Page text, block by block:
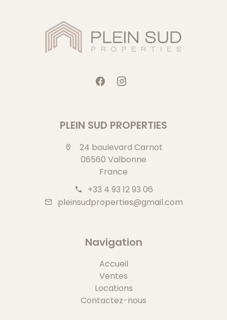
PLEIN SUD PROPERTIES
24 boulevard Carnot
06560 Valbonne
France
+33 4 93 12 93 06
pleinsudproperties@gmail.com
Navigation
Accueil
Ventes
Locations
Contactez-nous